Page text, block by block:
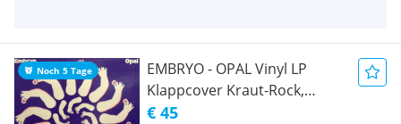
Noch 5 Tage
EMBRYO - OPAL Vinyl LP
Klappcover Kraut-Rock,
Psychedelic-Rock, Jazz-Rock,
€ 45